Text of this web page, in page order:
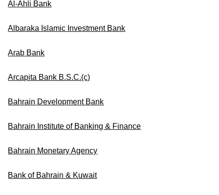
Al-Ahli Bank
Albaraka Islamic Investment Bank
Arab Bank
Arcapita Bank B.S.C.(c)
Bahrain Development Bank
Bahrain Institute of Banking & Finance
Bahrain Monetary Agency
Bank of Bahrain & Kuwait